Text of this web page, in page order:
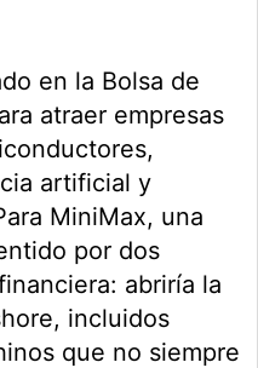
en la Bolsa de
atraer empresas
artificial y
MiniMax, una
por dos
abriría la
incluidos
que no siempre